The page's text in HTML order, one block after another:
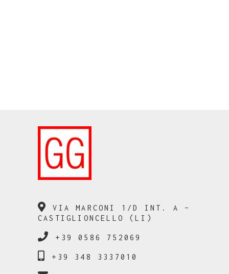
VIA MARCONI 1/D INT. A –
CASTIGLIONCELLO (LI)
+39 0586 752069
+39 348 3337010